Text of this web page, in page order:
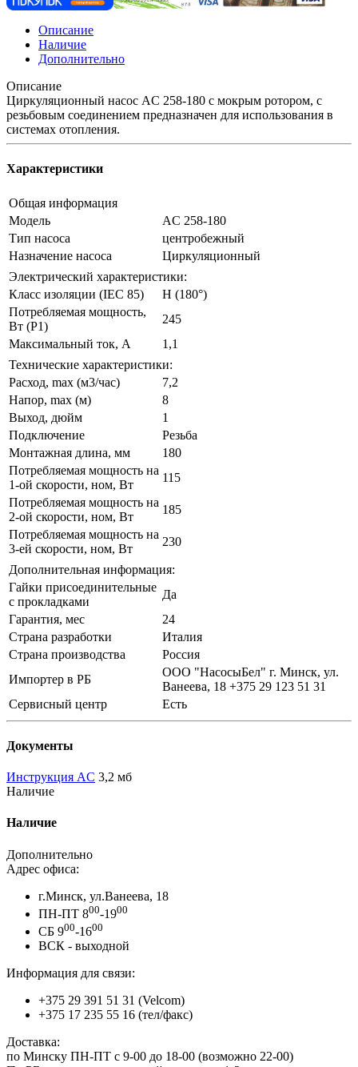
Описание
Наличие
Дополнительно
Описание
Циркуляционный насос AC 258-180 с мокрым ротором, с
резьбовым соединением предназначен для использования в
системах отопления.
Характеристики
Общая информация
Модель
AC 258-180
Тип насоса
центробежный
Назначение насоса
Циркуляционный
Электрический характеристики:
Класс изоляции (IEC 85)
H (180°)
Потребляемая мощность,
Вт (P1)
245
Максимальный ток, А
1,1
Технические характеристики:
Расход, max (м3/час)
7,2
Напор, max (м)
8
Выход, дюйм
1
Подключение
Резьба
Монтажная длина, мм
180
Потребляемая мощность на
1-ой скорости, ном, Вт
115
Потребляемая мощность на
2-ой скорости, ном, Вт
185
Потребляемая мощность на
3-ей скорости, ном, Вт
230
Дополнительная информация:
Гайки присоединительные
с прокладками
Да
Гарантия, мес
24
Страна разработки
Италия
Страна производства
Россия
Импортер в РБ
ООО "НасосыБел" г. Минск, ул.
Ванеева, 18 +375 29 123 51 31
Сервисный центр
Есть
Документы
Инструкция AC 3,2 мб
Наличие
Наличие
Дополнительно
Адрес офиса:
г.Минск, ул.Ванеева, 18
ПН-ПТ 800-1900
СБ 900-1600
ВСК - выходной
Информация для связи:
+375 29 391 51 31 (Velcom)
+375 17 235 55 16 (тел/факс)
Доставка:
по Минску ПН-ПТ с 9-00 до 18-00 (возможно 22-00)